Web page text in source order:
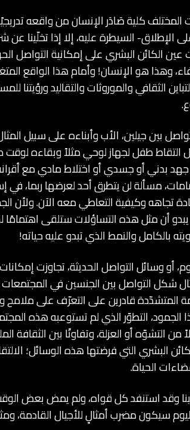
المختلف كلية صَادَر الإنسان من واقعه
الإطلاق- السيطرة عليه، إلا إذا تخلّينا عن
الكائن البشري على إمكانية التواصل
وهذا هو الإنسان! وأمام هذا الواقع
الثقافي والموروثات والتقاليد ورؤيتنا
بين جيلين، الأب وأبناءه على سبيل
التقاط طفل لجهاز لوحي مثلاً وبقاءه
بدني أو جسدي أو اختلاط مادي مع
مسألة لن يتطرق أحد لعرضها ربما،
تجاهه وكيفية التعاطي معه الآن. ولأن
أن مثل هذه التساؤلات ستلقى اهتمامًا
بالكامل والنمط الذي تبدو عليه حياته!
أو وسائل التواصل الحديثة، تجاوزت
شكل التواصل بين الجنسين في
المتشدّدة قادرين على التعرّف على
التطوّر الذي لم تستوعبه هذه
التشوّه أو العزلة، وتفاوتًا بين الثقافة
البشري التي فرضتها هذه الوسائل؛
الحياة.
وقد استنفد كل قواه، ولم يمض بعض
سيكون مضرب أمثالٍ للأجيال القادمة،